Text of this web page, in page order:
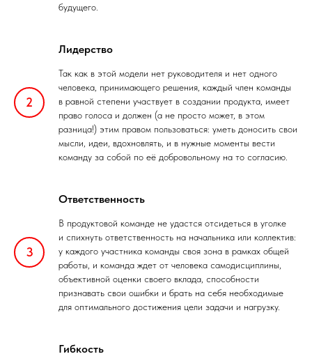
будущего.
Лидерство
Так как в этой модели нет руководителя и нет одного
человека, принимающего решения, каждый член команды
в равной степени участвует в создании продукта, имеет
право голоса и должен (а не просто может, в этом
разница!) этим правом пользоваться: уметь доносить свои
мысли, идеи, вдохновлять, и в нужные моменты вести
команду за собой по её добровольному на то согласию.
Ответственность
В продуктовой команде не удастся отсидеться в уголке
и спихнуть ответственность на начальника или коллектив:
у каждого участника команды своя зона в рамках общей
работы, и команда ждет от человека самодисциплины,
объективной оценки своего вклада, способности
признавать свои ошибки и брать на себя необходимые
для оптимального достижения цели задачи и нагрузку.
Гибкость